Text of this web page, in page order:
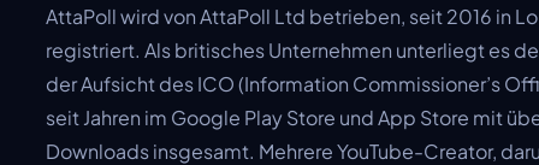
AttaPoll wird von AttaPoll Ltd betrieben, seit 2016 in
registriert. Als britisches Unternehmen unterliegt es
der Aufsicht des ICO (Information Commissioner’s
seit Jahren im Google Play Store und App Store mit
Downloads insgesamt. Mehrere YouTube-Creator,